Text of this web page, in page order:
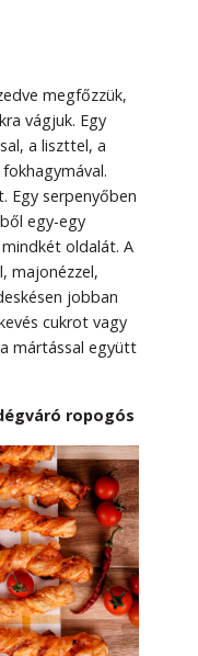
megfőzzük,
vágjuk. Egy
a liszttel, a
Egy serpenyőben
egy-egy
oldalát. A
majonézzel,
jobban
cukrot vagy
mártással együtt
ropogós